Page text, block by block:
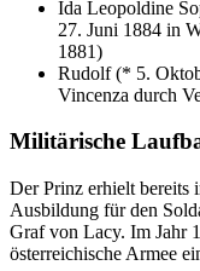
Ida Leopoldine
27. Juni 1884 in
1881)
Rudolf (* 5.
Vincenza durch
Militärische
Der Prinz erhielt bereits
Ausbildung für den
Graf von Lacy. Im Jahr
österreichische Armee